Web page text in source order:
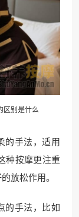
区别是什么
的手法，适用
种按摩更注重
放松作用。
的手法，比如